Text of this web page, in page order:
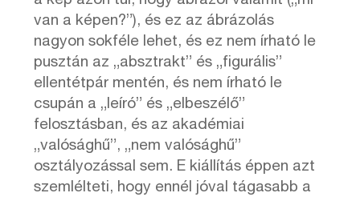
van a képen?”), és ez az ábrázolás
nagyon sokféle lehet, és ez nem írható le
pusztán az „absztrakt” és „figurális”
ellentétpár mentén, és nem írható le
csupán a „leíró” és „elbeszélő”
felosztásban, és az akadémiai
„valósághű”, „nem valósághű”
osztályozással sem. E kiállítás éppen azt
szemlélteti, hogy ennél jóval tágasabb a